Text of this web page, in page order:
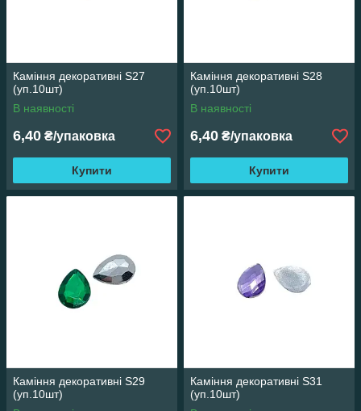
Каміння декоративні S27
(уп.10шт)
В наявності
6,40 ₴/упаковка
Купити
Каміння декоративні S28
(уп.10шт)
В наявності
6,40 ₴/упаковка
Купити
Каміння декоративні S29
(уп.10шт)
Каміння декоративні S31
(уп.10шт)